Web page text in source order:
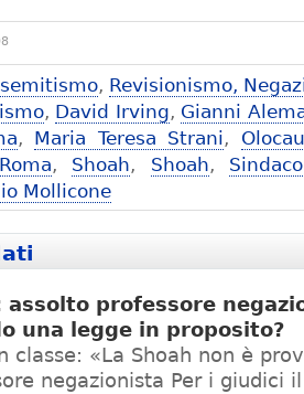
, Revisionismo,
, David Irving, Gianni
, Maria Teresa Strani,
Roma, Shoah, Shoah,
Mollicone
assolto professore
una legge in proposito?
classe: «La Shoah non è
negazionista Per i giudici